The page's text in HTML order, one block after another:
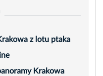
z lotu ptaka
Krakowa